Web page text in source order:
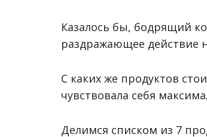
Казалось бы, бодрящий
раздражающее действие
С каких же продуктов
чувствовала себя
Делимся списком из 7